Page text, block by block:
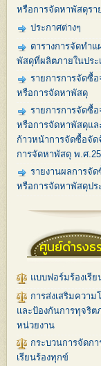
หรือการจัดหาพัสดุรา
ประกาศต่างๆ
ตารางการจัดทำแ
พัสดุที่ผลิตภายในประ
รายการการจัดซื้อ
หรือการจัดหาพัสดุ
รายการการจัดซื้อ
หรือการจัดหาพัสดุแล
ก้าวหน้าการจัดซื้อจัด
การจัดหาพัสดุ พ.ศ
รายงานผลการจั
หรือการจัดหาพัสดุปร
ศูนย์ดำรงธ
แบบฟอร์มร้องเรี
การส่งเสริมความ
และป้องกันการทุจริต
หน่วยงาน
กระบวนการจัดกา
เรียนร้องทุกข์